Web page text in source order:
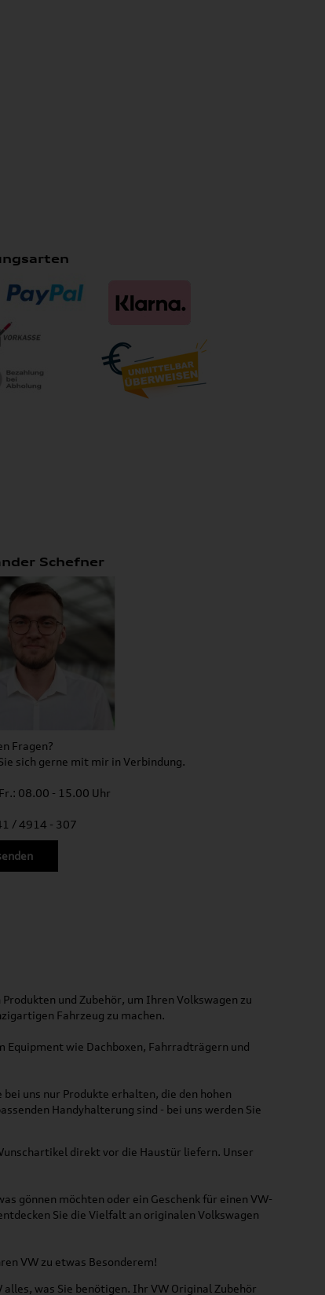
Schefner
Fragen?
sich gerne mit mir in Verbindung.
08.00 - 15.00 Uhr
/ 4914 - 307
und Zubehör, um Ihren Volkswagen zu
Fahrzeug zu machen.
Equipment wie Dachboxen, Fahrradträgern und
uns nur Produkte erhalten, die den hohen
Handyhalterung sind - bei uns werden Sie
direkt vor die Haustür liefern. Unser
gönnen möchten oder ein Geschenk für einen VW-
Sie die Vielfalt an originalen Volkswagen
VW zu etwas Besonderem!
was Sie benötigen. Ihr VW Original Zubehör